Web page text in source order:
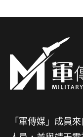
「軍傳媒」成員